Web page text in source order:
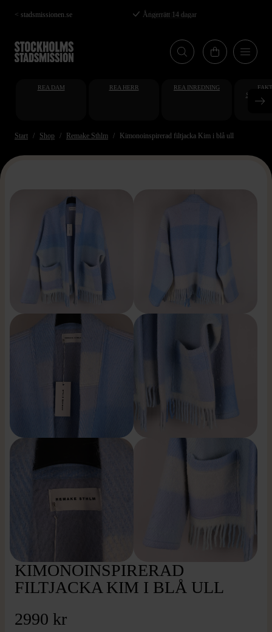
Hoppa
till
huvudinnehåll
< stadsmissionen.se Köpvillkor
REA DAM REA HERR REA INREDNING
Start Shop Remake Sthlm Kimonoinspirerad filtjacka Kim i blå ull
KIMONOINSPIRERAD
FILTJACKA KIM I BLÅ ULL
2990 kr